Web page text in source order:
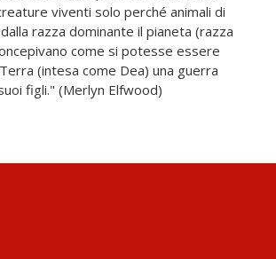
viventi solo perché animali di
razza dominante il pianeta (razza
come si potesse essere
(intesa come Dea) una guerra
figli." (Merlyn Elfwood)